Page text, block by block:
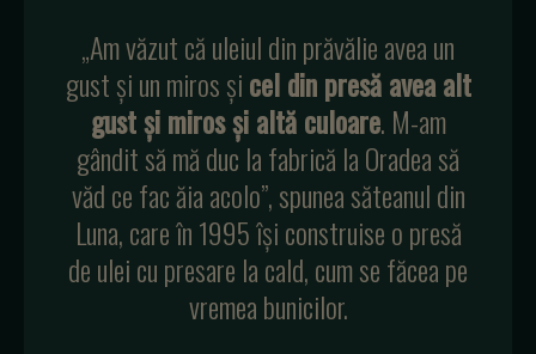
„Am văzut că uleiul din prăvălie avea un
gust și un miros șicel din presă avea alt
gust și miros și altă culoare. M-am
gândit să mă duc la fabrică la Oradea să
văd ce fac ăia acolo”, spunea săteanul din
Luna, care în 1995 își construise o presă
de ulei cu presare la cald, cum se făcea pe
vremea bunicilor.